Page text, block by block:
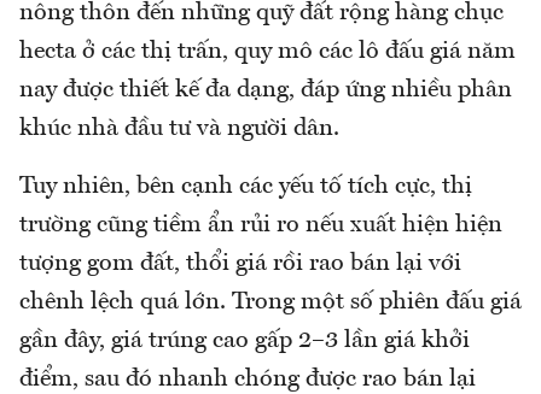
nông thôn đến những quỹ đất rộng hàng chục
hecta ở các thị trấn, quy mô các lô đấu giá năm
nay được thiết kế đa dạng, đáp ứng nhiều phân
khúc nhà đầu tư và người dân.
Tuy nhiên, bên cạnh các yếu tố tích cực, thị
trường cũng tiềm ẩn rủi ro nếu xuất hiện hiện
tượng gom đất, thổi giá rồi rao bán lại với
chênh lệch quá lớn. Trong một số phiên đấu giá
gần đây, giá trúng cao gấp 2–3 lần giá khởi
điểm, sau đó nhanh chóng được rao bán lại